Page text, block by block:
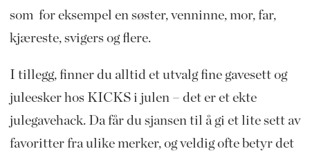
som for eksempel en søster, venninne, mor, far,
kjæreste, svigers og flere.
I tillegg, finner du alltid et utvalg fine gavesett og
juleesker hos KICKS i julen – det er et ekte
julegavehack. Da får du sjansen til å gi et lite sett av
favoritter fra ulike merker, og veldig ofte betyr det